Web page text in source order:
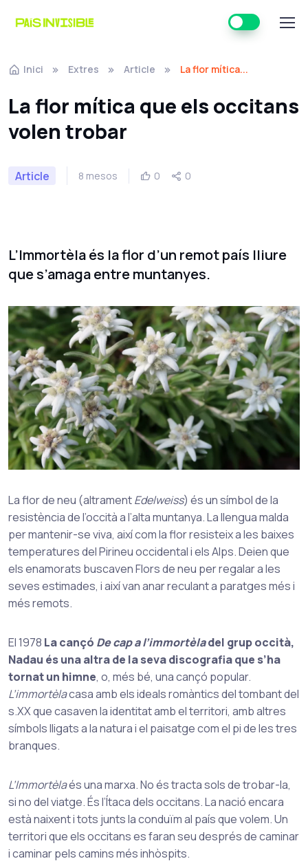
Inici Extres Article La flor mítica...
La flor mítica que els occitans
volen trobar
Article 8 mesos 0 0
L’Immortèla és la flor d’un remot país lliure
que s’amaga entre muntanyes.
La flor de neu (altramentEdelweiss) és un símbol de la
resistència de l’occità a l’alta muntanya. La llengua malda
per mantenir-se viva, així com la flor resisteix a les baixes
temperatures del Pirineu occidental i els Alps. Deien que
els enamorats buscaven Flors de neu per regalar a les
seves estimades, i així van anar reculant a paratges més i
més remots.
El 1978 La cançó De cap a l’immortèladel grup occità,
Nadau és una altra de la seva discografia que s’ha
tornat un himne, o, més bé, una cançó popular.
L’immortèlacasa amb els ideals romàntics del tombant del
s.XX que casaven la identitat amb el territori, amb altres
símbols lligats a la natura i el paisatge com el pi de les tres
branques.
L’Immortèlaés una marxa. No és tracta sols de trobar-la,
si no del viatge. És l’Ítaca dels occitans. La nació encara
està naixent i tots junts la conduïm al país que volem. Un
territori que els occitans es faran seu després de caminar
i caminar pels camins més inhòspits.